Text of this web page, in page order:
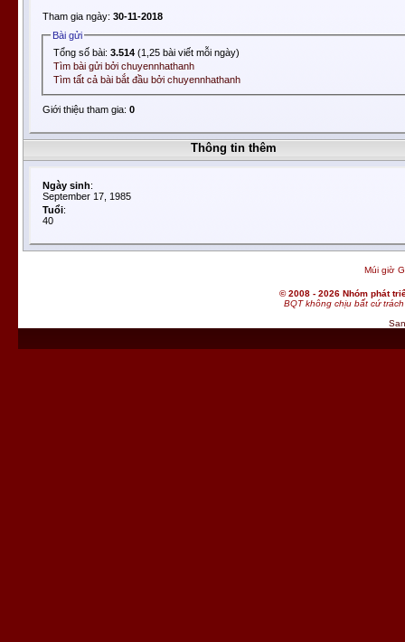
Tham gia ngày: 30-11-2018
Bài gửi
Tổng số bài:3.514 (1,25 bài viết mỗi ngày)
Tìm bài gửi bởi chuyennhathanh
Tìm tất cả bài bắt đầu bởi chuyennhathanh
Giới thiệu tham gia: 0
Thông tin thêm
Ngày sinh:
September 17, 1985
Tuổi:
40
Múi giờ
© 2008 - 2026 Nhóm phát
BQT không chịu bất cứ